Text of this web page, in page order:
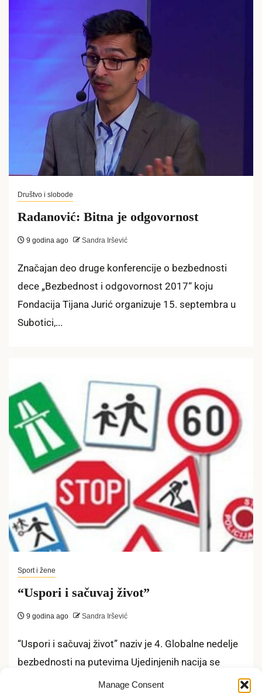
Manage Consent
Društvo i slobode
Radanović: Bitna je odgovornost
9 godina ago Sandra Iršević
Značajan deo druge konferencije o bezbednosti
dece „Bezbednost i odgovornost 2017“ koju
Fondacija Tijana Jurić organizuje 15. septembra u
Subotici,...
Sport i žene
“Uspori i sačuvaj život”
9 godina ago Sandra Iršević
“Uspori i sačuvaj život” naziv je 4. Globalne nedelje
bezbednosti na putevima Ujedinjenih nacija se
obeležava tokom ove nedelje, a...